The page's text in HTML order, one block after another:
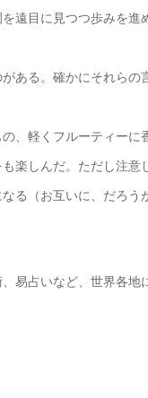
遠目に見つつ歩みを
ある。確かにそれらの
、軽くフルーティーに
楽しんだ。ただし注意
る（お互いに、だろう
易占いなど、世界各